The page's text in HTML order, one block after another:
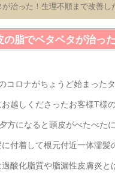
治った！生理不順まで改善し
の脂でベタベタが治っ
コロナがちょうど始まった
越しくださったお客様T様の
方になると頭皮がべたべた
付着して根元付近一体濡髪
過酸化脂質や脂漏性皮膚炎と